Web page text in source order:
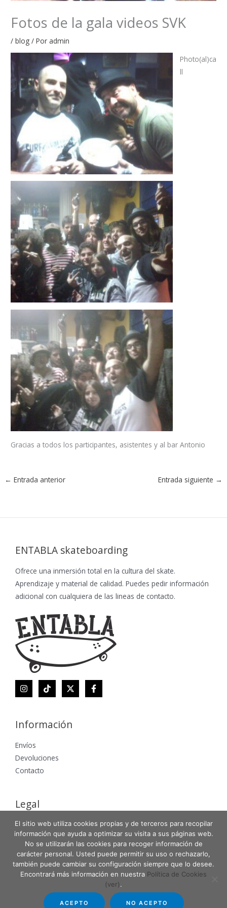
Fotos de la gala videos SVK
/blog / Por admin
Photo(al)ca
ll
Gracias a todos los participantes, asistentes y al bar Antonio
← Entrada anterior Entrada siguiente →
ENTABLA skateboarding
Ofrece una inmersión total en la cultura del skate.
Aprendizaje y material de calidad. Puedes pedir información
adicional con cualquiera de las lineas de contacto.
Información
Envíos
Devoluciones
Contacto
Legal
Aviso Legal
Política de Privacidad
Política de Cookies
Copyright © 2026 Entabla Clases de skate en Madrid
El sitio web utiliza cookies propias y de terceros para recopilar
información que ayuda a optimizar su visita a sus páginas web.
No se utilizarán las cookies para recoger información de
carácter personal. Usted puede permitir su uso o rechazarlo,
también puede cambiar su configuración siempre que lo desee.
Encontrará más información en nuestra Política de Cookies
(ver).
ACEPTO NO ACEPTO